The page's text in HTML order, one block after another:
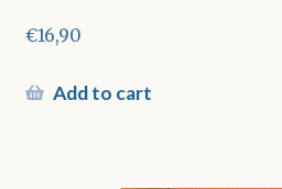
€16,90
Add to cart